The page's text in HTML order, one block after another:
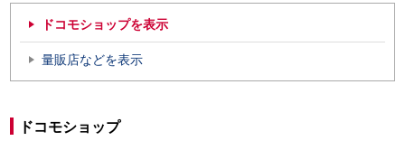
ドコモショップを表示
量販店などを表示
ドコモショップ